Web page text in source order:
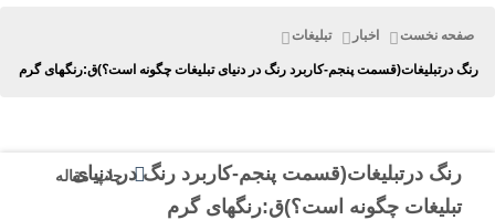
صفحه نخست اخبار تبلیغات
رنگ درتبلیغات(قسمت پنجم-کاربرد رنگ در دنیای تبلیغات چگونه است؟)ق:رنگهای گرم
رنگ درتبلیغات(قسمت پنجم-کاربرد رنگ در دنیای
تبلیغات چگونه است؟)ق:رنگهای گرم
چاپ مقاله